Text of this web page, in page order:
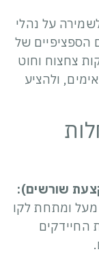
על נהלי
הספציפיים של
צחצוח וחוט
ולהציע
שורשים):
מעל ומתחת לקו
החיידקים